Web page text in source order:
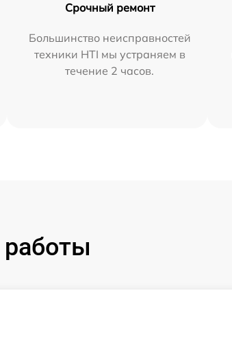
Срочный ремонт
Большинство неисправностей
техники HTI мы устраняем в
течение 2 часов.